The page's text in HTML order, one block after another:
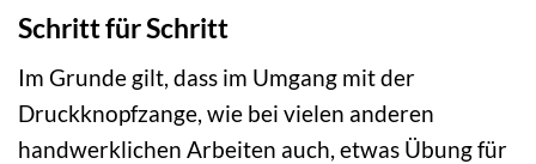
Schritt für Schritt
Im Grunde gilt, dass im Umgang mit der
Druckknopfzange, wie bei vielen anderen
handwerklichen Arbeiten auch, etwas Übung für